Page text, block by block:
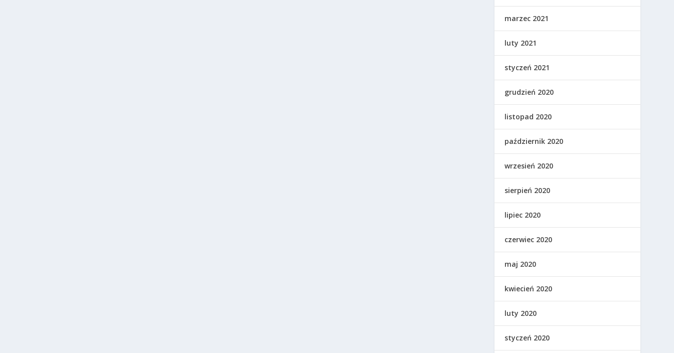
marzec 2021
luty 2021
styczeń 2021
grudzień 2020
listopad 2020
październik 2020
wrzesień 2020
sierpień 2020
lipiec 2020
czerwiec 2020
maj 2020
kwiecień 2020
luty 2020
styczeń 2020